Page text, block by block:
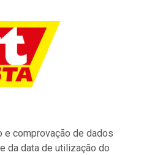
e comprovação de dados
da data de utilização do